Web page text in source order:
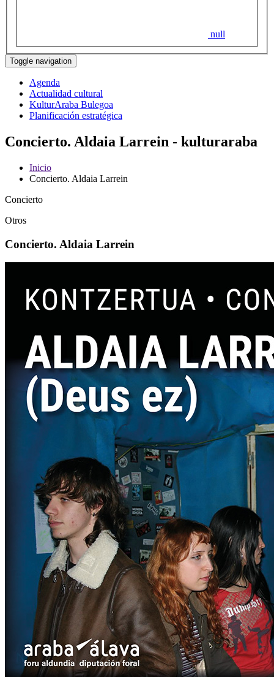
null
Toggle navigation
Agenda
Actualidad cultural
KulturAraba Bulegoa
Planificación estratégica
Concierto. Aldaia Larrein - kulturaraba
Inicio
Concierto. Aldaia Larrein
Concierto
Otros
Concierto. Aldaia Larrein